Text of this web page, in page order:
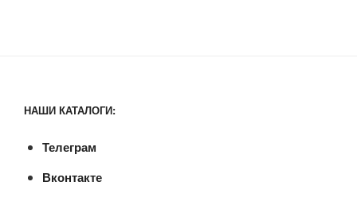
НАШИ КАТАЛОГИ:
Телеграм
Вконтакте